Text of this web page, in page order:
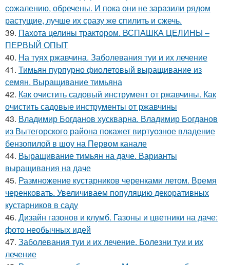
сожалению, обречены. И пока они не заразили рядом
растущие, лучше их сразу же спилить и сжечь.
39. Пахота целины трактором. ВСПАШКА ЦЕЛИНЫ –
ПЕРВЫЙ ОПЫТ
40. На туях ржавчина. Заболевания туи и их лечение
41. Тимьян пурпурно фиолетовый выращивание из
семян. Выращивание тимьяна
42. Как очистить садовый инструмент от ржавчины. Как
очистить садовые инструменты от ржавчины
43. Владимир Богданов хускварна. Владимир Богданов
из Вытегорского района покажет виртуозное владение
бензопилой в шоу на Первом канале
44. Выращивание тимьян на даче. Варианты
выращивания на даче
45. Размножение кустарников черенками летом. Время
черенковать. Увеличиваем популяцию декоративных
кустарников в саду
46. Дизайн газонов и клумб. Газоны и цветники на даче:
фото необычных идей
47. Заболевания туи и их лечение. Болезни туи и их
лечение